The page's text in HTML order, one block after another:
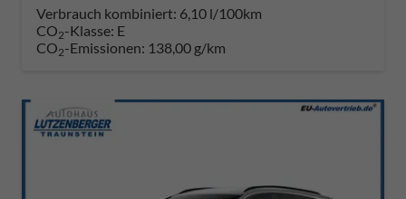
Verbrauch kombiniert: 6,10 l/100km
CO2-Klasse: E
CO2-Emissionen: 138,00 g/km